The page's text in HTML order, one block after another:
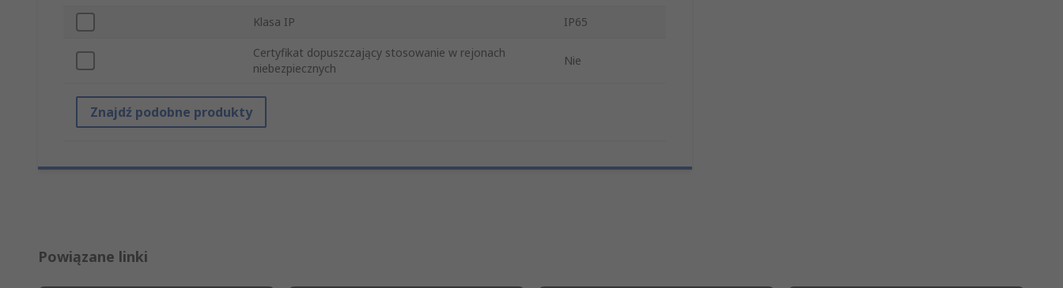
Klasa IP IP65
Certyfikat dopuszczający stosowanie w rejonach
niebezpiecznych
Nie
Znajdź podobne produkty
Powiązane linki